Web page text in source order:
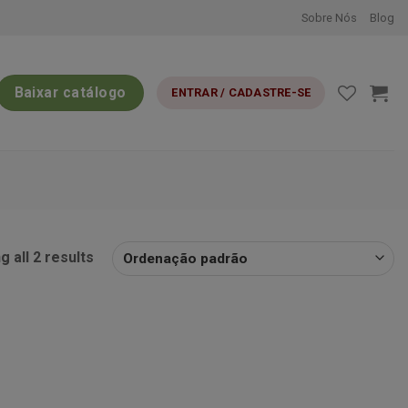
Sobre Nós Blog
Baixar catálogo ENTRAR / CADASTRE-SE
all 2 results